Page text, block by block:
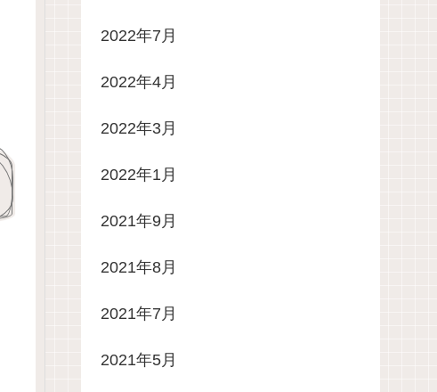
2022年7月
2022年4月
2022年3月
2022年1月
2021年9月
2021年8月
2021年7月
2021年5月